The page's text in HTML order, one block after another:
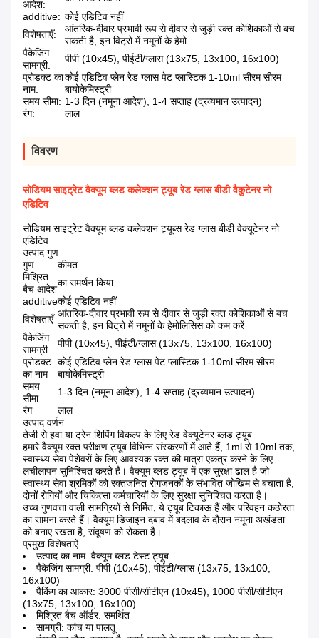
आदेश:
additive: कोई एडिटिव नहीं
विशेषताएँ:
आंतरिक-दीवार प्रभावी रूप से दीवार से जुड़ी रक्त कोशिकाओं से बच
सकती है, इन विट्रो में नमूनों के हेमो
पैकेजिंग
सामग्री:
पीपी (10x45), पीईटी/ग्लास (13x75, 13x100, 16x100)
प्रोडक्ट का
नाम:
कोई एडिटिव प्लेन रेड ग्लास पेट प्लास्टिक 1-10ml सीरम सीरम
बायोकेमिस्ट्री
समय सीमा: 1-3 दिन (नमूना आदेश), 1-4 सप्ताह (द्रव्यमान उत्पादन)
रंग:
लाल
विवरण
सोडियम साइट्रेट वैक्यूम ब्लड कलेक्शन ट्यूब रेड ग्लास बीडी वैकुटेनर नो
एडिटिव
सोडियम साइट्रेट वैक्यूम ब्लड कलेक्शन ट्यूब्स रेड ग्लास बीडी वेक्यूटेनर नो
एडिटिव
उत्पाद गुण
गुण
कीमत
मिश्रित
बैच आदेश
का समर्थन किया
additiveकोई एडिटिव नहीं
विशेषताएँ आंतरिक-दीवार प्रभावी रूप से दीवार से जुड़ी रक्त कोशिकाओं से बच
सकती है, इन विट्रो में नमूनों के हेमोलिसिस को कम करें
पैकेजिंग
सामग्री
पीपी (10x45), पीईटी/ग्लास (13x75, 13x100, 16x100)
प्रोडक्ट
का नाम
कोई एडिटिव प्लेन रेड ग्लास पेट प्लास्टिक 1-10ml सीरम सीरम
बायोकेमिस्ट्री
समय
सीमा
1-3 दिन (नमूना आदेश), 1-4 सप्ताह (द्रव्यमान उत्पादन)
रंग
लाल
उत्पाद वर्णन
तेजी से हवा या ट्रेन शिपिंग विकल्प के लिए रेड वेक्यूटेनर ब्लड ट्यूब
हमारे वैक्यूम रक्त परीक्षण ट्यूब विभिन्न संस्करणों में आते हैं, 1ml से 10ml तक,
स्वास्थ्य सेवा पेशेवरों के लिए आवश्यक रक्त की मात्रा एकत्र करने के लिए
लचीलापन सुनिश्चित करते हैं। वैक्यूम ब्लड ट्यूब में एक सुरक्षा ढाल है जो
स्वास्थ्य सेवा श्रमिकों को रक्तजनित रोगजनकों के संभावित जोखिम से बचाता है,
दोनों रोगियों और चिकित्सा कर्मचारियों के लिए सुरक्षा सुनिश्चित करता है।
उच्च गुणवत्ता वाली सामग्रियों से निर्मित, ये ट्यूब टिकाऊ हैं और परिवहन कठोरता
का सामना करते हैं। वैक्यूम डिजाइन दबाव में बदलाव के दौरान नमूना अखंडता
को बनाए रखता है, संदूषण को रोकता है।
प्रमुख विशेषताऐं
उत्पाद का नाम: वैक्यूम ब्लड टेस्ट ट्यूब
पैकेजिंग सामग्री: पीपी (10x45), पीईटी/ग्लास (13x75, 13x100,
16x100)
पैकिंग का आकार: 3000 पीसी/सीटीएन (10x45), 1000 पीसी/सीटीएन
(13x75, 13x100, 16x100)
मिश्रित बैच ऑर्डर: समर्थित
सामग्री: कांच या पालतू